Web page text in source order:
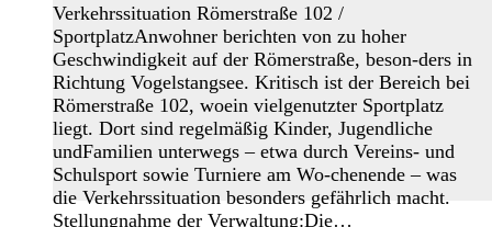
Verkehrssituation Römerstraße 102 /
SportplatzAnwohner berichten von zu hoher
Geschwindigkeit auf der Römerstraße, beson-ders in
Richtung Vogelstangsee. Kritisch ist der Bereich bei
Römerstraße 102, woein vielgenutzter Sportplatz
liegt. Dort sind regelmäßig Kinder, Jugendliche
undFamilien unterwegs – etwa durch Vereins- und
Schulsport sowie Turniere am Wo-chenende – was
die Verkehrssituation besonders gefährlich macht.
Stellungnahme der Verwaltung:Die…